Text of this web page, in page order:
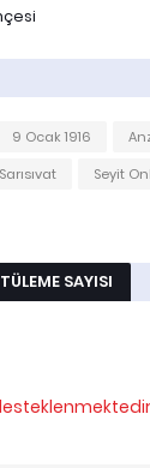
9 Ocak 1916
Sarısıvat
Seyit
SAYISI